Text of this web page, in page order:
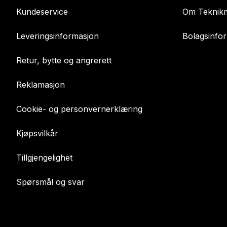
Kundeservice
Leveringsinformasjon
Retur, bytte og angrerett
Reklamasjon
Cookie- og personvernerklæring
Kjøpsvilkår
Tillgjengelighet
Spørsmål og svar
Om